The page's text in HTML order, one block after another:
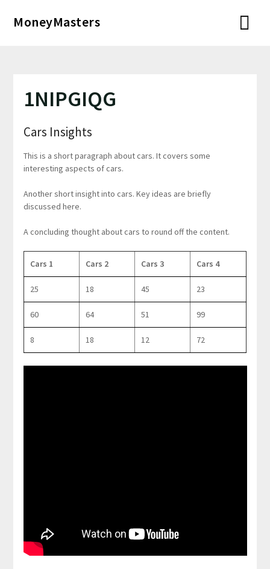
MoneyMasters
1NIPGIQG
Cars Insights
This is a short paragraph about cars. It covers some
interesting aspects of cars.
Another short insight into cars. Key ideas are briefly
discussed here.
A concluding thought about cars to round off the content.
Cars 1 Cars 2 Cars 3 Cars 4
25 18 45 23
60 64 51 99
8 18 12 72